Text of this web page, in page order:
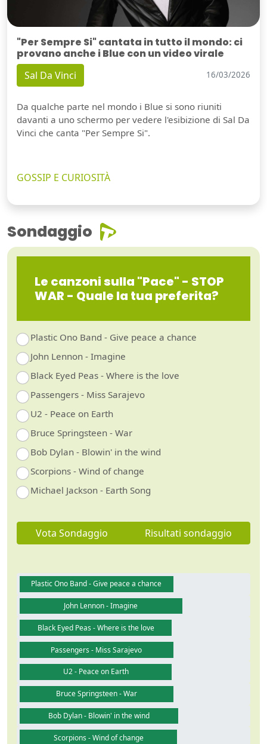
"Per Sempre Si" cantata in tutto il mondo: ci
provano anche i Blue con un video virale
Sal Da Vinci 16/03/2026
Da qualche parte nel mondo i Blue si sono riuniti
davanti a uno schermo per vedere l'esibizione di Sal Da
Vinci che canta "Per Sempre Si".
GOSSIP E CURIOSITÀ
Sondaggio
Le canzoni sulla "Pace" - STOP
WAR - Quale la tua preferita?
Plastic Ono Band - Give peace a chance
John Lennon - Imagine
Black Eyed Peas - Where is the love
Passengers - Miss Sarajevo
U2 - Peace on Earth
Bruce Springsteen - War
Bob Dylan - Blowin' in the wind
Scorpions - Wind of change
Michael Jackson - Earth Song
Vota Sondaggio Risultati sondaggio
Plastic Ono Band - Give peace a chance
John Lennon - Imagine
Black Eyed Peas - Where is the love
Passengers - Miss Sarajevo
U2 - Peace on Earth
Bruce Springsteen - War
Bob Dylan - Blowin' in the wind
Scorpions - Wind of change